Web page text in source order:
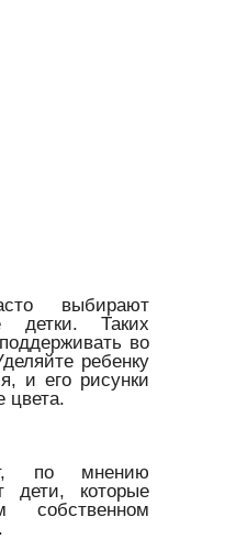
выбирают
детки. Таких
во
ребенку
и его рисунки
цвета.
по мнению
дети, которые